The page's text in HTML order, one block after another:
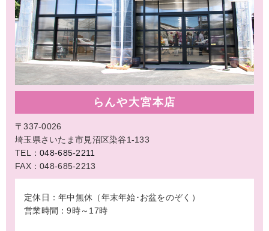
らんや大宮本店
〒337-0026
埼玉県さいたま市見沼区染谷1-133
TEL：048-685-2211
FAX：048-685-2213
定休日：年中無休（年末年始･お盆をのぞく）
営業時間：9時～17時